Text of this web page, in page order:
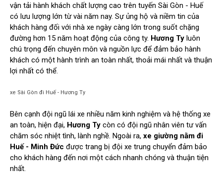
vận tải hành khách chất lượng cao trên tuyến Sài Gòn - Huế
có lưu lượng lớn từ vài năm nay. Sự ủng hộ và niềm tin của
khách hàng đối với nhà xe ngày càng lớn trong suốt chặng
đường hơn 15 năm hoạt động của công ty. Hương Ty luôn
chú trọng đến chuyên môn và nguồn lực để đảm bảo hành
khách có một hành trình an toàn nhất, thoải mái nhất và thuận
lợi nhất có thể.
xe Sài Gòn đi Huế - Hương Ty
Bên cạnh đội ngũ lái xe nhiều năm kinh nghiệm và hệ thống xe
an toàn, hiện đại, Hương Ty còn có đội ngũ nhân viên tư vấn
chăm sóc nhiệt tình, lành nghề. Ngoài ra, xe giường nằm đi
Huế - Minh Đức được trang bị đội xe trung chuyển đảm bảo
cho khách hàng đến nơi một cách nhanh chóng và thuận tiện
nhất.